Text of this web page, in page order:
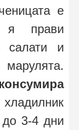
е
я прави
салати и
3-4 дни